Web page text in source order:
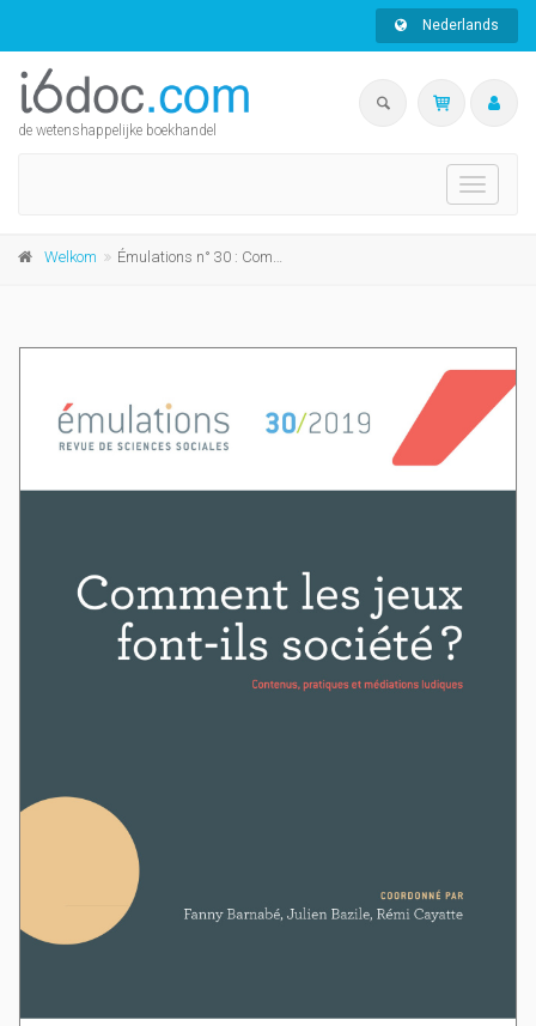
Nederlands
de wetenshappelijke boekhandel
Toggle
Welkom Émulations n° 30 : Comment les jeux font-ils société ?